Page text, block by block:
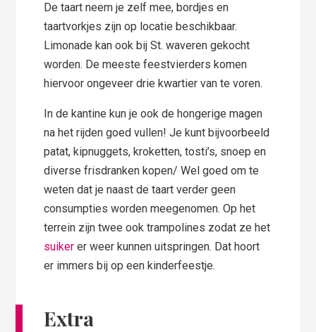
De taart neem je zelf mee, bordjes en
taartvorkjes zijn op locatie beschikbaar.
Limonade kan ook bij St. waveren gekocht
worden. De meeste feestvierders komen
hiervoor ongeveer drie kwartier van te voren.
In de kantine kun je ook de hongerige magen
na het rijden goed vullen! Je kunt bijvoorbeeld
patat, kipnuggets, kroketten, tosti’s, snoep en
diverse frisdranken kopen/ Wel goed om te
weten dat je naast de taart verder geen
consumpties worden meegenomen. Op het
terrein zijn twee ook trampolines zodat ze het
suikerer weer kunnen uitspringen. Dat hoort
er immers bij op een kinderfeestje.
Extra